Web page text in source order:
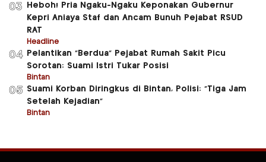
03
Heboh! Pria Ngaku-Ngaku Keponakan Gubernur
Kepri Aniaya Staf dan Ancam Bunuh Pejabat RSUD
RAT
Headline
04
Pelantikan “Berdua” Pejabat Rumah Sakit Picu
Sorotan: Suami Istri Tukar Posisi
Bintan
05 Suami Korban Diringkus di Bintan, Polisi: “Tiga Jam
Setelah Kejadian”
Bintan